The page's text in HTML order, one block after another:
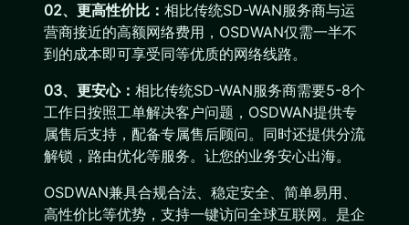
02、更高性价比： 相比传统SD-WAN服务商与运
营商接近的高额网络费用，OSDWAN仅需一半不
到的成本即可享受同等优质的网络线路。
03、更安心： 相比传统SD-WAN服务商需要5-8个
工作日按照工单解决客户问题，OSDWAN提供专
属售后支持，配备专属售后顾问。同时还提供分流
解锁，路由优化等服务。让您的业务安心出海。
OSDWAN兼具合规合法、稳定安全、简单易用、
高性价比等优势，支持一键访问全球互联网。是企